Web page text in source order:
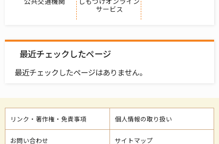
サービス
最近チェックしたページ
最近チェックしたページはありません。
リンク・著作権・免責事項 個人情報の取り扱い
お問い合わせ サイトマップ